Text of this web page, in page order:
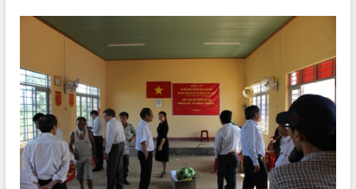
Khám bệnh, cấp phát thuốc miễn phí
và tặng quà người dân xã Cư Pui